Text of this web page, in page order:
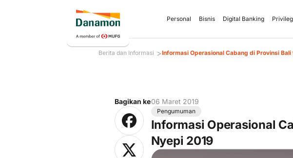
Personal Bisnis Digital Banking
Berita dan Informasi >Informasi Operasional Cabang di Provinsi
Bagikan ke06 Maret 2019
Pengumuman
Informasi Operasional
Nyepi 2019